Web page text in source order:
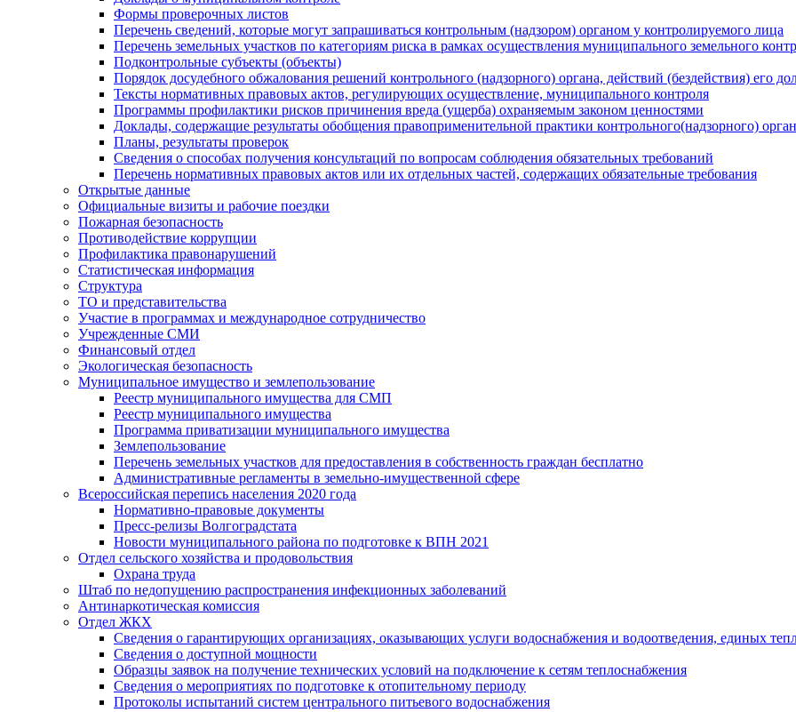
Формы проверочных листов
Перечень сведений, которые могут запрашиваться контрольным (надзором) органом у контролируемого лица
Перечень земельных участков по категориям риска в рамках осуществления муниципального земельного
Подконтрольные субъекты (объекты)
Порядок досудебного обжалования решений контрольного (надзорного) органа, действий (бездействия) его
Тексты нормативных правовых актов, регулирующих осуществление, муниципального контроля
Программы профилактики рисков причинения вреда (ущерба) охраняемым законом ценностями
Доклады, содержащие результаты обобщения правоприменительной практики контрольного(надзорного)
Планы, результаты проверок
Сведения о способах получения консультаций по вопросам соблюдения обязательных требований
Перечень нормативных правовых актов или их отдельных частей, содержащих обязательные требования
Открытые данные
Официальные визиты и рабочие поездки
Пожарная безопасность
Противодействие коррупции
Профилактика правонарушений
Статистическая информация
Структура
ТО и представительства
Участие в программах и международное сотрудничество
Учрежденные СМИ
Финансовый отдел
Экологическая безопасность
Муниципальное имущество и землепользование
Реестр муниципального имущества для СМП
Реестр муниципального имущества
Программа приватизации муниципального имущества
Землепользование
Перечень земельных участков для предоставления в собственность граждан бесплатно
Административные регламенты в земельно-имущественной сфере
Всероссийская перепись населения 2020 года
Нормативно-правовые документы
Пресс-релизы Волгоградстата
Новости муниципального района по подготовке к ВПН 2021
Отдел сельского хозяйства и продовольствия
Охрана труда
Штаб по недопущению распространения инфекционных заболеваний
Антинаркотическая комиссия
Отдел ЖКХ
Сведения о гарантирующих организациях, оказывающих услуги водоснабжения и водоотведения, единых
Сведения о доступной мощности
Образцы заявок на получение технических условий на подключение к сетям теплоснабжения
Сведения о мероприятиях по подготовке к отопительному периоду
Протоколы испытаний систем центрального питьевого водоснабжения